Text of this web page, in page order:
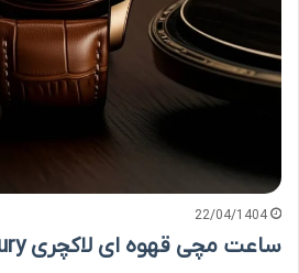
22/04/1404
ساعت مچی قهوه ای لاکچری Luxury(لوکس)